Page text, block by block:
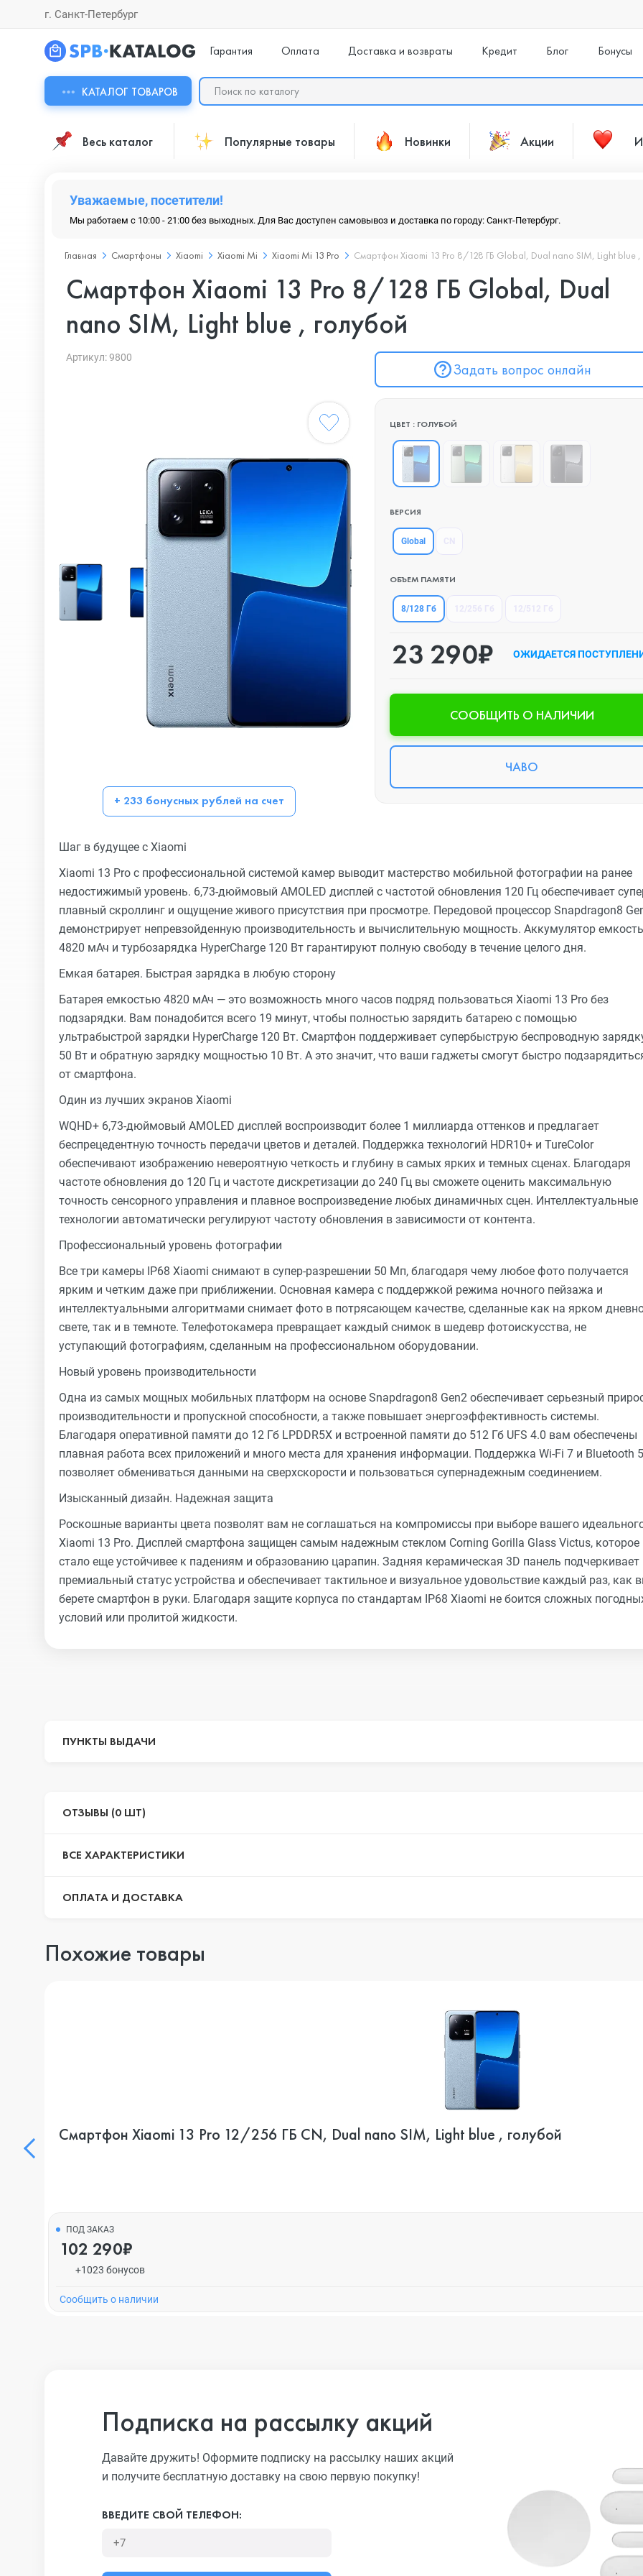
г. Санкт-Петербург
Гарантия Оплата Доставка и возвраты Кредит Блог Бонусы
КАТАЛОГ ТОВАРОВ
Весь каталог Популярные товары Новинки Акции
Уважаемые, посетители!
Мы работаем с 10:00 - 21:00 без выходных. Для Вас доступен самовывоз и доставка по городу: Санкт-Петербург.
Главная Смартфоны Xiaomi Xiaomi Mi Xiaomi Mi 13 Pro Смартфон Xiaomi 13 Pro 8/128 ГБ Global, Dual nano SIM, Light blue ,
Смартфон Xiaomi 13 Pro 8/128 ГБ Global, Dual
nano SIM, Light blue , голубой
Артикул: 9800
Задать вопрос онлайн
+ 233 бонусных рублей на счет
ЦВЕТ : ГОЛУБОЙ
ВЕРСИЯ
Global
ОБЪЕМ ПАМЯТИ
8/128 Гб
23 290₽ ОЖИДАЕТСЯ
CООБЩИТЬ О НАЛИЧИИ
ЧАВО
Шаг в будущее с Xiaomi
Xiaomi 13 Pro с профессиональной системой камер выводит мастерство мобильной фотографии на ранее
недостижимый уровень. 6,73-дюймовый AMOLED дисплей с частотой обновления 120 Гц обеспечивает
плавный скроллинг и ощущение живого присутствия при просмотре. Передовой процессор Snapdragon8
демонстрирует непревзойденную производительность и вычислительную мощность. Аккумулятор
4820 мАч и турбозарядка HyperCharge 120 Вт гарантируют полную свободу в течение целого дня.
Емкая батарея. Быстрая зарядка в любую сторону
Батарея емкостью 4820 мАч — это возможность много часов подряд пользоваться Xiaomi 13 Pro без
подзарядки. Вам понадобится всего 19 минут, чтобы полностью зарядить батарею с помощью
ультрабыстрой зарядки HyperCharge 120 Вт. Смартфон поддерживает супербыструю беспроводную
50 Вт и обратную зарядку мощностью 10 Вт. А это значит, что ваши гаджеты смогут быстро
от смартфона.
Один из лучших экранов Xiaomi
WQHD+ 6,73-дюймовый AMOLED дисплей воспроизводит более 1 миллиарда оттенков и предлагает
беспрецедентную точность передачи цветов и деталей. Поддержка технологий HDR10+ и TureColor
обеспечивают изображению невероятную четкость и глубину в самых ярких и темных сценах. Благодаря
частоте обновления до 120 Гц и частоте дискретизации до 240 Гц вы сможете оценить максимальную
точность сенсорного управления и плавное воспроизведение любых динамичных сцен. Интеллектуальные
технологии автоматически регулируют частоту обновления в зависимости от контента.
Профессиональный уровень фотографии
Все три камеры IP68 Xiaomi снимают в супер-разрешении 50 Мп, благодаря чему любое фото получается
ярким и четким даже при приближении. Основная камера с поддержкой режима ночного пейзажа и
интеллектуальными алгоритмами снимает фото в потрясающем качестве, сделанные как на ярком
свете, так и в темноте. Телефотокамера превращает каждый снимок в шедевр фотоискусства, не
уступающий фотографиям, сделанным на профессиональном оборудовании.
Новый уровень производительности
Одна из самых мощных мобильных платформ на основе Snapdragon8 Gen2 обеспечивает серьезный
производительности и пропускной способности, а также повышает энергоэффективность системы.
Благодаря оперативной памяти до 12 Гб LPDDR5X и встроенной памяти до 512 Гб UFS 4.0 вам обеспечены
плавная работа всех приложений и много места для хранения информации. Поддержка Wi-Fi 7 и Bluetooth
позволяет обмениваться данными на сверхскорости и пользоваться супернадежным соединением.
Изысканный дизайн. Надежная защита
Роскошные варианты цвета позволят вам не соглашаться на компромиссы при выборе вашего
Xiaomi 13 Pro. Дисплей смартфона защищен самым надежным стеклом Corning Gorilla Glass Victus, которое
стало еще устойчивее к падениям и образованию царапин. Задняя керамическая 3D панель подчеркивает
премиальный статус устройства и обеспечивает тактильное и визуальное удовольствие каждый раз, как
берете смартфон в руки. Благодаря защите корпуса по стандартам IP68 Xiaomi не боится сложных
условий или пролитой жидкости.
ПУНКТЫ ВЫДАЧИ
ОТЗЫВЫ (0 ШТ)
ВСЕ ХАРАКТЕРИСТИКИ
ОПЛАТА И ДОСТАВКА
Похожие товары
Смартфон Xiaomi 13 Pro 12/256 ГБ CN, Dual nano SIM, Light blue , голубой
ПОД ЗАКАЗ
102 290₽
+1023 бонусов
Cообщить о наличии
Подписка на рассылку акций
Давайте дружить! Оформите подписку на рассылку наших акций
и получите бесплатную доставку на свою первую покупку!
ВВЕДИТЕ СВОЙ ТЕЛЕФОН: